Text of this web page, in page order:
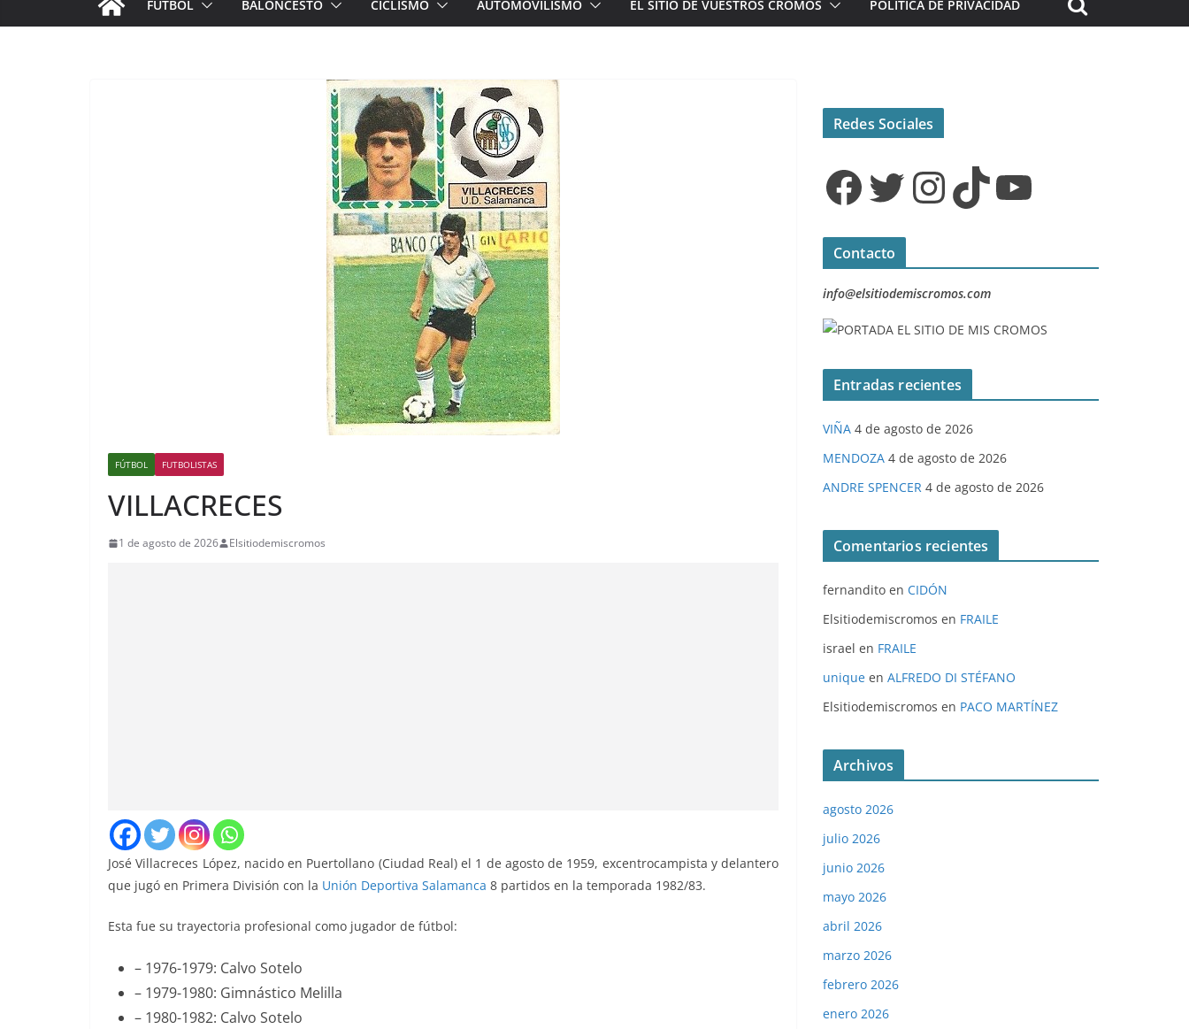
FÚTBOL BALONCESTO CICLISMO AUTOMOVILISMO EL SITIO DE VUESTROS CROMOS POLÍTICA DE PRIVACIDAD
FÚTBOL FUTBOLISTAS
VILLACRECES
1 de agosto de 2026 Elsitiodemiscromos
José Villacreces López, nacido en Puertollano (Ciudad Real) el 1 de agosto de 1959, excentrocampista y delantero
que jugó en Primera División con la Unión Deportiva Salamanca 8 partidos en la temporada 1982/83.
Esta fue su trayectoria profesional como jugador de fútbol:
– 1976-1979: Calvo Sotelo
– 1979-1980: Gimnástico Melilla
– 1980-1982: Calvo Sotelo
Redes Sociales
Facebook Twitter InstagramTikTok YouTube
Contacto
info@elsitiodemiscromos.com
Entradas recientes
VIÑA 4 de agosto de 2026
MENDOZA 4 de agosto de 2026
ANDRE SPENCER 4 de agosto de 2026
Comentarios recientes
fernandito en CIDÓN
Elsitiodemiscromos en FRAILE
israel en FRAILE
unique en ALFREDO DI STÉFANO
Elsitiodemiscromos en PACO MARTÍNEZ
Archivos
agosto 2026
julio 2026
junio 2026
mayo 2026
abril 2026
marzo 2026
febrero 2026
enero 2026